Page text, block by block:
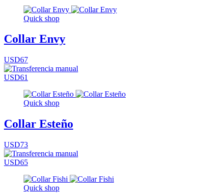
Quick shop
Collar Envy
USD67
USD61
Quick shop
Collar Esteño
USD73
USD65
Quick shop